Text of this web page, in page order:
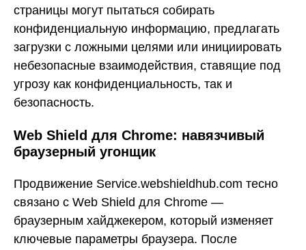
страницы могут пытаться собирать
конфиденциальную информацию, предлагать
загрузки с ложными целями или инициировать
небезопасные взаимодействия, ставящие под
угрозу как конфиденциальность, так и
безопасность.
Web Shield для Chrome: навязчивый
браузерный угонщик
Продвижение Service.webshieldhub.com тесно
связано с Web Shield для Chrome —
браузерным хайджекером, который изменяет
ключевые параметры браузера. После